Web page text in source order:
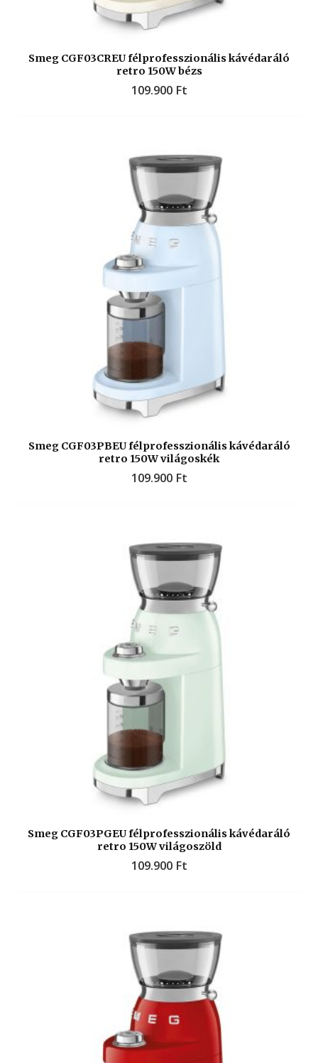
Smeg CGF03CREU félprofesszionális kávédaráló
retro 150W bézs
109.900 Ft
Smeg CGF03PBEU félprofesszionális kávédaráló
retro 150W világoskék
109.900 Ft
Smeg CGF03PGEU félprofesszionális kávédaráló
retro 150W világoszöld
109.900 Ft